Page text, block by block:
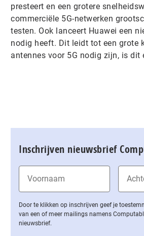
presteert en een grotere
commerciële 5G-netwerken
testen. Ook lanceert Huawei een
nodig heeft. Dit leidt tot een grote
antennes voor 5G nodig zijn, is dit
Inschrijven nieuwsbrief
Door te klikken op inschrijven geef je
van een of meer mailings namens
nieuwsbrief.